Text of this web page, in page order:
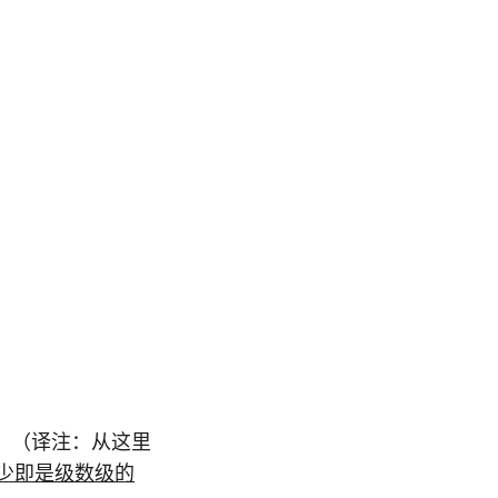
（译注：从这里
即是级数级的